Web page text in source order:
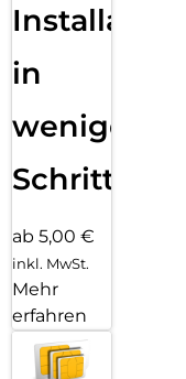
Installation
in
wenigen
Schritten
ab 5,00 €
inkl. MwSt.
Mehr
erfahren